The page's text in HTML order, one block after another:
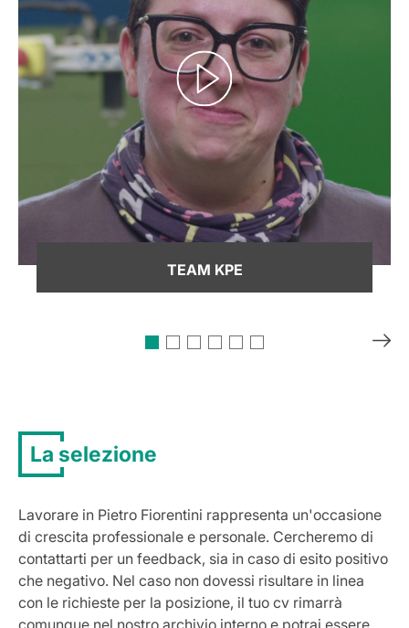
TEAM KPE
La selezione
Lavorare in Pietro Fiorentini rappresenta un'occasione
di crescita professionale e personale. Cercheremo di
contattarti per un feedback, sia in caso di esito positivo
che negativo. Nel caso non dovessi risultare in linea
con le richieste per la posizione, il tuo cv rimarrà
comunque nel nostro archivio interno e potrai essere